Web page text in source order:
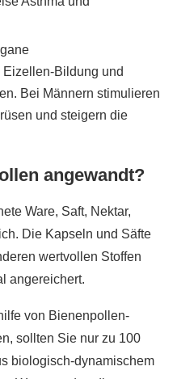
Bildung und
Bei Männern stimulieren
und steigern die
angewandt?
Ware, Saft, Nektar,
Die Kapseln und Säfte
wertvollen Stoffen
angereichert.
von Bienenpollen-
sollten Sie nur zu 100
biologisch-dynamischem